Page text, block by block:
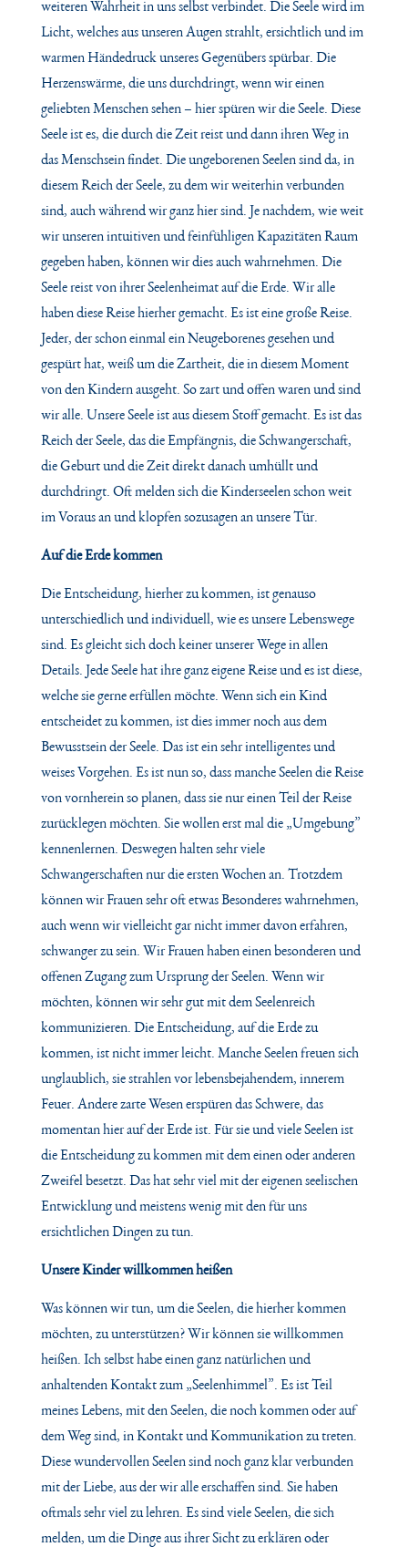
weiteren Wahrheit in uns selbst verbindet. Die Seele wird im
Licht, welches aus unseren Augen strahlt, ersichtlich und im
warmen Händedruck unseres Gegenübers spürbar. Die
Herzenswärme, die uns durchdringt, wenn wir einen
geliebten Menschen sehen – hier spüren wir die Seele. Diese
Seele ist es, die durch die Zeit reist und dann ihren Weg in
das Menschsein findet. Die ungeborenen Seelen sind da, in
diesem Reich der Seele, zu dem wir weiterhin verbunden
sind, auch während wir ganz hier sind. Je nachdem, wie weit
wir unseren intuitiven und feinfühligen Kapazitäten Raum
gegeben haben, können wir dies auch wahrnehmen. Die
Seele reist von ihrer Seelenheimat auf die Erde. Wir alle
haben diese Reise hierher gemacht. Es ist eine große Reise.
Jeder, der schon einmal ein Neugeborenes gesehen und
gespürt hat, weiß um die Zartheit, die in diesem Moment
von den Kindern ausgeht. So zart und offen waren und sind
wir alle. Unsere Seele ist aus diesem Stoff gemacht. Es ist das
Reich der Seele, das die Empfängnis, die Schwangerschaft,
die Geburt und die Zeit direkt danach umhüllt und
durchdringt. Oft melden sich die Kinderseelen schon weit
im Voraus an und klopfen sozusagen an unsere Tür.
Auf die Erde kommen
Die Entscheidung, hierher zu kommen, ist genauso
unterschiedlich und individuell, wie es unsere Lebenswege
sind. Es gleicht sich doch keiner unserer Wege in allen
Details. Jede Seele hat ihre ganz eigene Reise und es ist diese,
welche sie gerne erfüllen möchte. Wenn sich ein Kind
entscheidet zu kommen, ist dies immer noch aus dem
Bewusstsein der Seele. Das ist ein sehr intelligentes und
weises Vorgehen. Es ist nun so, dass manche Seelen die Reise
von vornherein so planen, dass sie nur einen Teil der Reise
zurücklegen möchten. Sie wollen erst mal die „Umgebung”
kennenlernen. Deswegen halten sehr viele
Schwangerschaften nur die ersten Wochen an. Trotzdem
können wir Frauen sehr oft etwas Besonderes wahrnehmen,
auch wenn wir vielleicht gar nicht immer davon erfahren,
schwanger zu sein. Wir Frauen haben einen besonderen und
offenen Zugang zum Ursprung der Seelen. Wenn wir
möchten, können wir sehr gut mit dem Seelenreich
kommunizieren. Die Entscheidung, auf die Erde zu
kommen, ist nicht immer leicht. Manche Seelen freuen sich
unglaublich, sie strahlen vor lebensbejahendem, innerem
Feuer. Andere zarte Wesen erspüren das Schwere, das
momentan hier auf der Erde ist. Für sie und viele Seelen ist
die Entscheidung zu kommen mit dem einen oder anderen
Zweifel besetzt. Das hat sehr viel mit der eigenen seelischen
Entwicklung und meistens wenig mit den für uns
ersichtlichen Dingen zu tun.
Unsere Kinder willkommen heißen
Was können wir tun, um die Seelen, die hierher kommen
möchten, zu unterstützen? Wir können sie willkommen
heißen. Ich selbst habe einen ganz natürlichen und
anhaltenden Kontakt zum „Seelenhimmel”. Es ist Teil
meines Lebens, mit den Seelen, die noch kommen oder auf
dem Weg sind, in Kontakt und Kommunikation zu treten.
Diese wundervollen Seelen sind noch ganz klar verbunden
mit der Liebe, aus der wir alle erschaffen sind. Sie haben
oftmals sehr viel zu lehren. Es sind viele Seelen, die sich
melden, um die Dinge aus ihrer Sicht zu erklären oder